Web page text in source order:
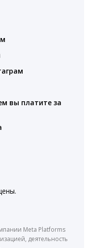
вы платите за
Meta Platforms
деятельность